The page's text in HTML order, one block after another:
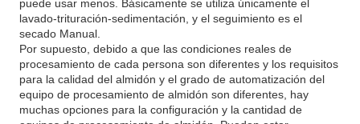
puede usar menos. Básicamente se utiliza únicamente el
lavado-trituración-sedimentación, y el seguimiento es el
secado Manual.
Por supuesto, debido a que las condiciones reales de
procesamiento de cada persona son diferentes y los requisitos
para la calidad del almidón y el grado de automatización del
equipo de procesamiento de almidón son diferentes, hay
muchas opciones para la configuración y la cantidad de